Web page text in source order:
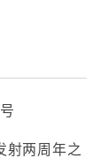
射两周年之